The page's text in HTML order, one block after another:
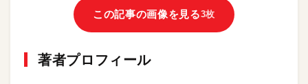
この記事の画像を見る3枚
著者プロフィール